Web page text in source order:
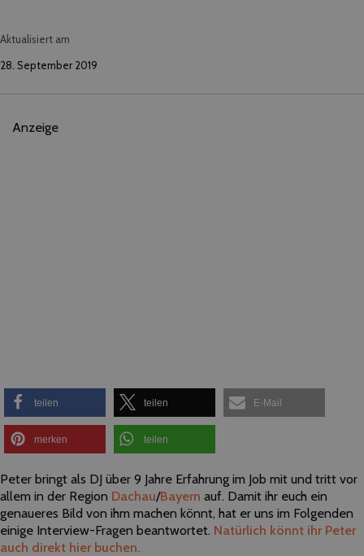
Aktualisiert am
28. September 2019
Anzeige
teilen teilen E-Mail
merken teilen
Peter bringt als DJ über 9 Jahre Erfahrung im Job mit und tritt vor
allem in der Region Dachau/Bayern auf. Damit ihr euch ein
genaueres Bild von ihm machen könnt, hat er uns im Folgenden
einige Interview-Fragen beantwortet. Natürlich könnt ihr Peter
auch direkt hier buchen.